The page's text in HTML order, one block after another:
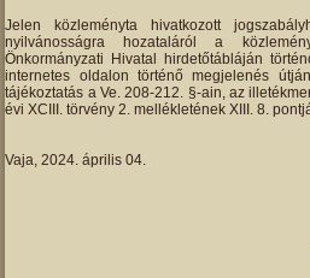
Jelen közleményta hivatkozott
nyilvánosságra hozataláról a
Önkormányzati Hivatal hirdetőtábláján
internetes oldalon történő megjelenés
tájékoztatás a Ve. 208-212. §-ain, az
évi XCIII. törvény 2. mellékletének XIII. 8.
Vaja, 2024. április 04.